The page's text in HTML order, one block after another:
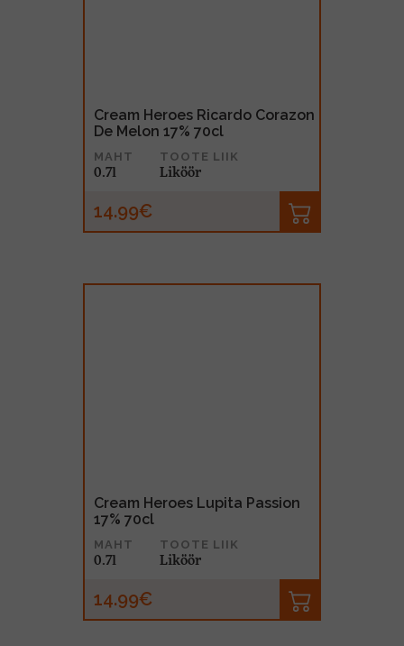
Cream Heroes Ricardo Corazon
De Melon 17% 70cl
MAHT
0.7l
TOOTE LIIK
Liköör
14.99€
Cream Heroes Lupita Passion
17% 70cl
MAHT
0.7l
TOOTE LIIK
Liköör
14.99€